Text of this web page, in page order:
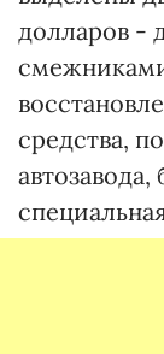
долларов -
средства,